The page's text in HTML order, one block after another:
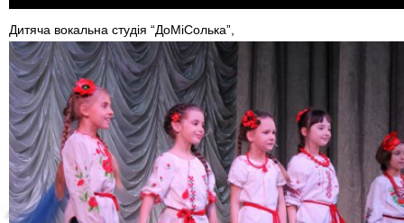
Дитяча вокальна студія “ДоМіСолька”,